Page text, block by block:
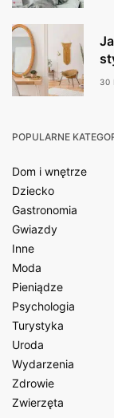
30
POPULARNE
Dom i wnętrze
Dziecko
Gastronomia
Gwiazdy
Inne
Moda
Pieniądze
Psychologia
Turystyka
Uroda
Wydarzenia
Zdrowie
Zwierzęta